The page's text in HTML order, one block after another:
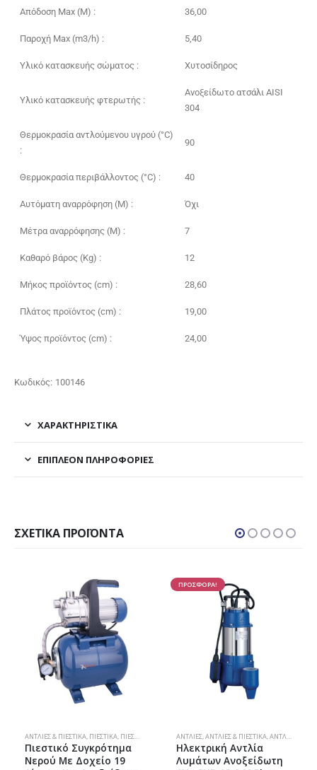
Απόδοση Max (M) : 36,00
Παροχή Max (m3/h) : 5,40
Υλικό κατασκευής σώματος : Χυτοσίδηρος
Υλικό κατασκευής φτερωτής :
Ανοξείδωτο ατσάλι AISI
304
Θερμοκρασία αντλούμενου υγρού (°C)
:
90
Θερμοκρασία περιβάλλοντος (°C) : 40
Αυτόματη αναρρόφηση (M) : Όχι
Μέτρα αναρρόφησης (M) : 7
Καθαρό βάρος (Kg) : 12
Μήκος προϊόντος (cm) : 28,60
Πλάτος προϊόντος (cm) : 19,00
Ύψος προϊόντος (cm) : 24,00
Κωδικός: 100146
ΧΑΡΑΚΤΗΡΙΣΤΙΚΑ
ΕΠΙΠΛΈΟΝ ΠΛΗΡΟΦΟΡΊΕΣ
ΣΧΕΤΙΚΆ ΠΡΟΪΌΝΤΑ
ΑΝΤΛΊΕΣ & ΠΙΕΣΤΙΚΆ, ΠΙΕΣΤΙΚΆ, ΠΙΕΣΤΙΚΆ ΣΥΓΚΡΟΤΉΜΑΤΑ
Πιεστικό Συγκρότημα
Νερού Με Δοχείο 19
ΠΡΟΣΦΟΡΑ!
ΑΝΤΛΊΕΣ,ΑΝΤΛΊΕΣ & ΠΙΕΣΤΙΚΆ,ΑΝΤΛΊΕΣ ΟΜΒΡΊΩΝ-ΛΥΜΆΤΩΝ
Ηλεκτρική Αντλία
Λυμάτων Ανοξείδωτη